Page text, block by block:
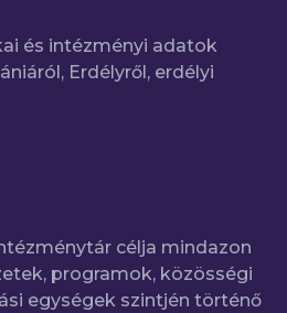
és intézményi adatok
Erdélyről, erdélyi
célja mindazon
programok, közösségi
egységek szintjén történő